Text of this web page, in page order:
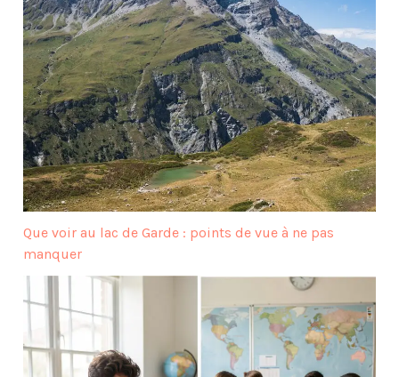
Que voir au lac de Garde : points de vue à ne pas
manquer